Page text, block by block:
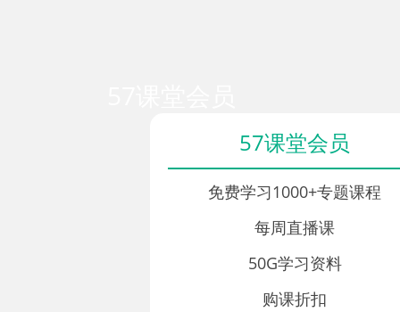
57课堂会员
免费学习1000+专题课程
每周直播课
50G学习资料
购课折扣